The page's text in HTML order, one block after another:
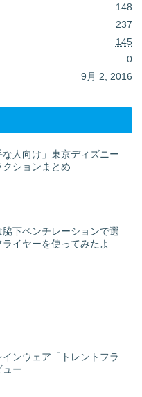
148
237
145
0
9月 2, 2016
な人向け」東京ディズニー
ションまとめ
脇下ベンチレーションで選
イヤーを使ってみたよ
ンウェア「トレントフラ
ュー